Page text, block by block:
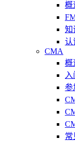
概
知
认
CMA
概
入
参
常